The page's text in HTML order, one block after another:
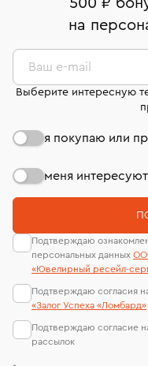
комиссионных
странице«Возврат
Срок бронирования
Система
В кредит от Т-
На особо
сертификаты
лабораторий
500 ₽
на
Ваш e-mail
Выберите интересную
я покупаю или
меня
Подтверждаю
персональных данных
«Ювелирный ресейл-
Подтверждаю согласия
«Залог Успеха «Ломбард»
Подтверждаю согласие
рассылок